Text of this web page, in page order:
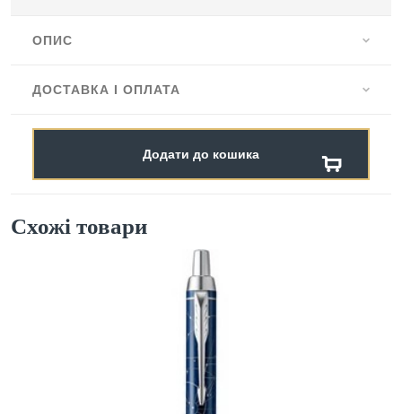
ОПИС
ДОСТАВКА І ОПЛАТА
Додати до кошика
Схожі товари